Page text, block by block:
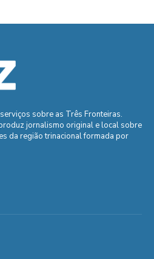
sobre as Três Fronteiras.
jornalismo original e local sobre
da região trinacional formada por